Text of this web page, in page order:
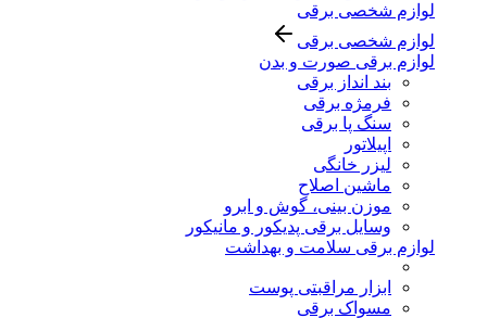
لوازم شخصی برقی
لوازم شخصی برقی
لوازم برقی صورت و بدن
بند انداز برقی
فرمژه برقی
سنگ پا برقی
اپیلاتور
لیزر خانگی
ماشین اصلاح
موزن بینی، گوش و ابرو
وسایل برقی پدیکور و مانیکور
لوازم برقی سلامت و بهداشت
ابزار مراقبتی پوست
مسواک برقی